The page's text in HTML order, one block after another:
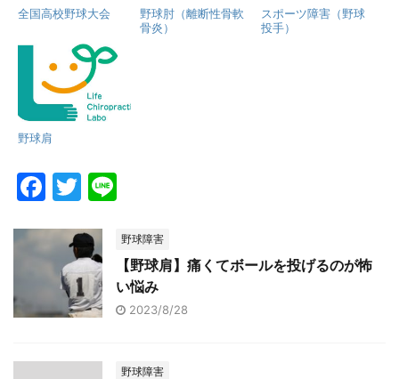
全国高校野球大会
野球肘（離断性骨軟
骨炎）
スポーツ障害（野球
投手）
野球肩
F
c
e
b
o
o
T
itt
er
e
野球障害
【野球肩】痛くてボールを投げるのが怖
い悩み
2023/8/28
野球障害